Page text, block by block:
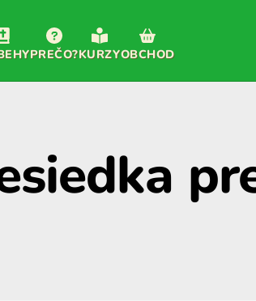
PREČO?KURZYOBCHOD